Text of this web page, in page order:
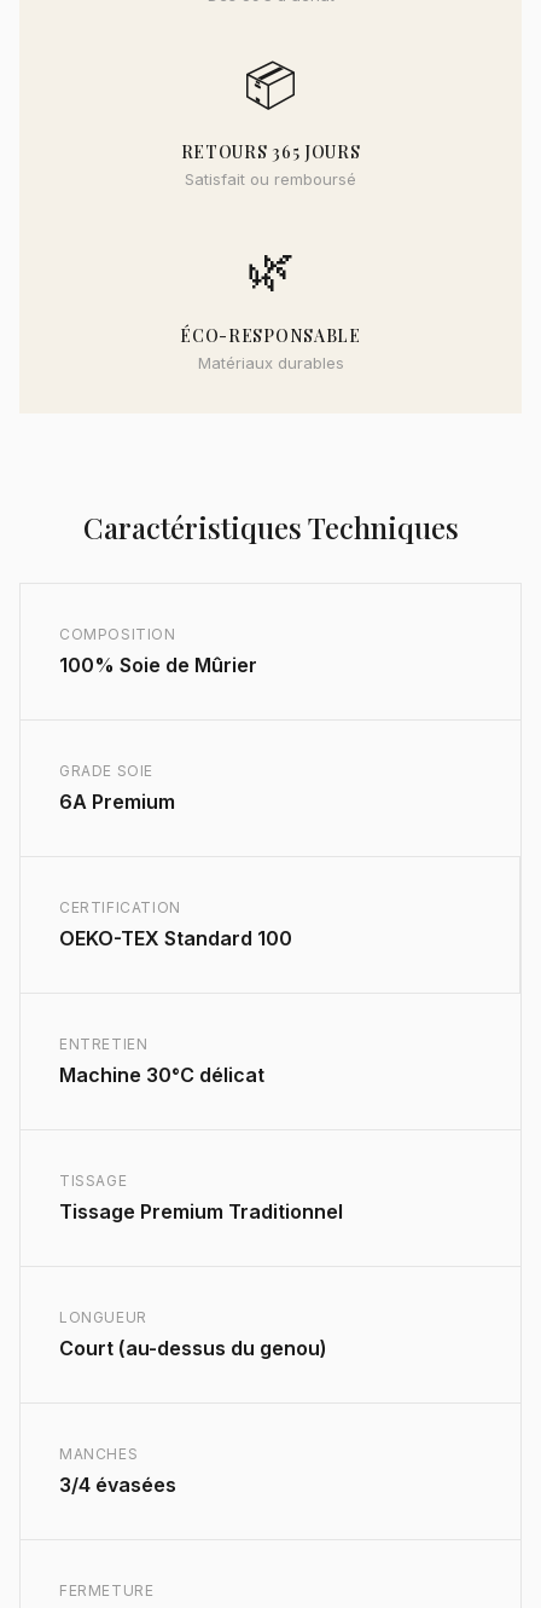
📦
RETOURS 365 JOURS
Satisfait ou remboursé
🌿
ÉCO-RESPONSABLE
Matériaux durables
Caractéristiques Techniques
COMPOSITION
100% Soie de Mûrier
GRADE SOIE
6A Premium
CERTIFICATION
OEKO-TEX Standard 100
ENTRETIEN
Machine 30°C délicat
TISSAGE
Tissage Premium Traditionnel
LONGUEUR
Court (au-dessus du genou)
MANCHES
3/4 évasées
FERMETURE